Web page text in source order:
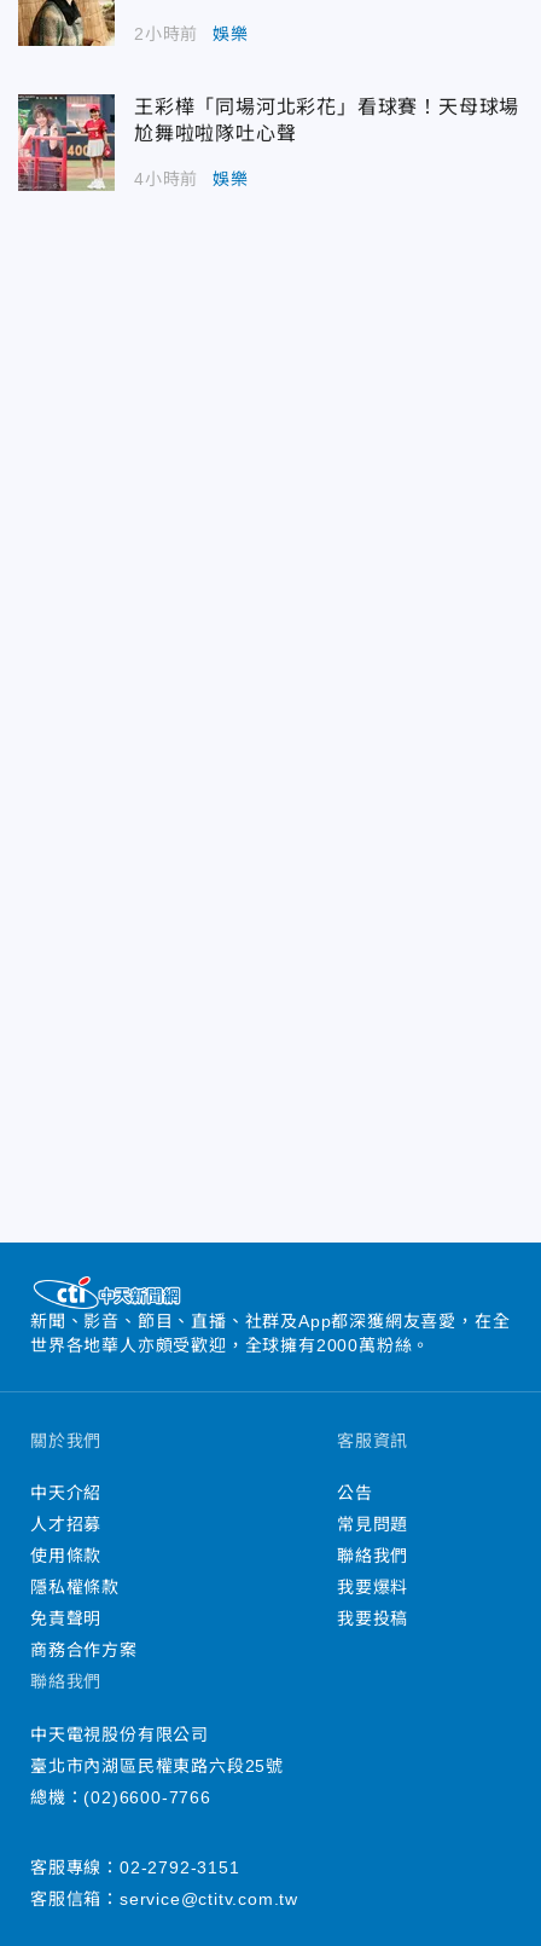
2小時前 娛樂
王彩樺「同場河北彩花」看球賽！天母球場
尬舞啦啦隊吐心聲
4小時前 娛樂
新聞、影音、節目、直播、社群及App都深獲網友喜愛，在全
世界各地華人亦頗受歡迎，全球擁有2000萬粉絲。
關於我們
中天介紹
人才招募
使用條款
隱私權條款
免責聲明
商務合作方案
客服資訊
公告
常見問題
聯絡我們
我要爆料
我要投稿
聯絡我們
中天電視股份有限公司
臺北市內湖區民權東路六段25號
總機：(02)6600-7766
客服專線： 02-2792-3151
客服信箱： service@ctitv.com.tw